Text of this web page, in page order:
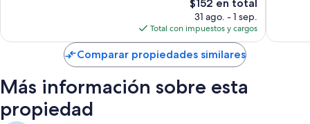
precio
actual
es
de
$152
$152 en total
31 ago. - 1 sep.
Total con impuestos y cargos
Comparar propiedades similares
Más información sobre esta
propiedad